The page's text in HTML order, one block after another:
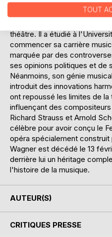
transformé la manière dont
interagissent. Wagner a
théâtre. Il a étudié à
commencer sa carrière
marquée par des
ses opinions politiques et de
Néanmoins, son génie
introduit des innovations
ont repoussé les limites de la
influençant des
Richard Strauss et Arnold
célèbre pour avoir conçu le
opéra spécialement
Wagner est décédé le 13
derrière lui un héritage
l'histoire de la musique.
AUTEUR(S)
CRITIQUES PRESSE
TOUT